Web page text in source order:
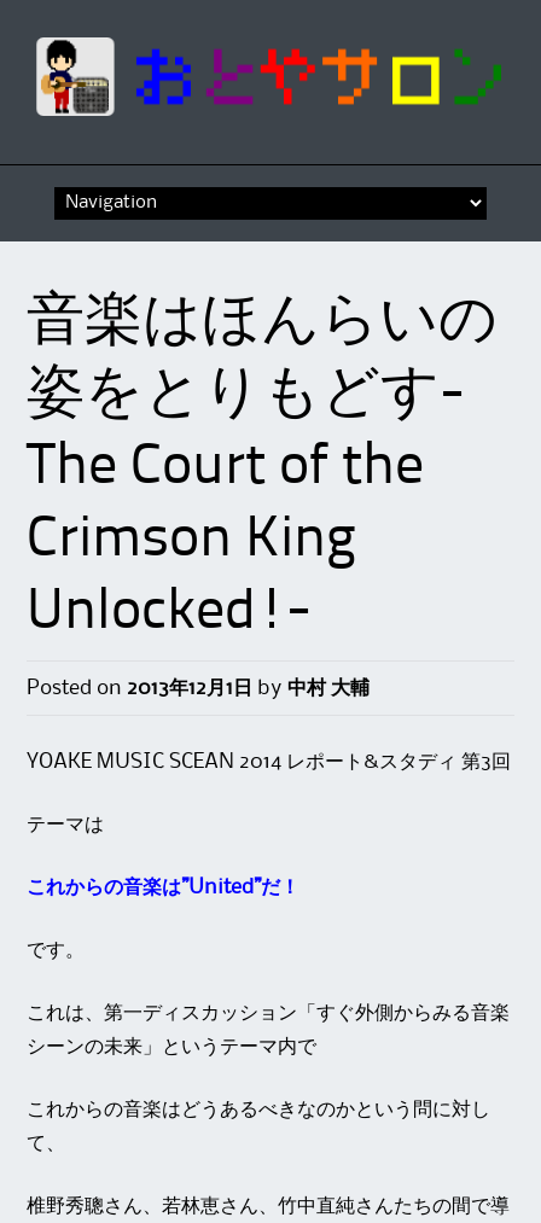
音楽はほんらいの
姿をとりもどす-
The Court of the
Crimson King
Unlocked!-
Posted on 2013年12月1日 by中村 大輔
YOAKE MUSIC SCEAN 2014 レポート&スタディ 第3回
テーマは
これからの音楽は”United”だ！
です。
これは、第一ディスカッション「すぐ外側からみる音楽
シーンの未来」というテーマ内で
これからの音楽はどうあるべきなのかという問に対し
て、
椎野秀聰さん、若林恵さん、竹中直純さんたちの間で導